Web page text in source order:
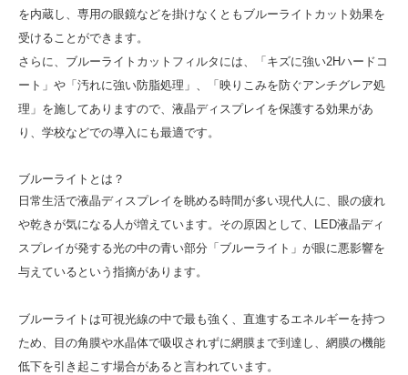
を内蔵し、専用の眼鏡などを掛けなくともブルーライトカット効果を
受けることができます。
さらに、ブルーライトカットフィルタには、「キズに強い2Hハードコ
ート」や「汚れに強い防脂処理」、「映りこみを防ぐアンチグレア処
理」を施してありますので、液晶ディスプレイを保護する効果があ
り、学校などでの導入にも最適です。
ブルーライトとは？
日常生活で液晶ディスプレイを眺める時間が多い現代人に、眼の疲れ
や乾きが気になる人が増えています。その原因として、LED液晶ディ
スプレイが発する光の中の青い部分「ブルーライト」が眼に悪影響を
与えているという指摘があります。
ブルーライトは可視光線の中で最も強く、直進するエネルギーを持つ
ため、目の角膜や水晶体で吸収されずに網膜まで到達し、網膜の機能
低下を引き起こす場合があると言われています。